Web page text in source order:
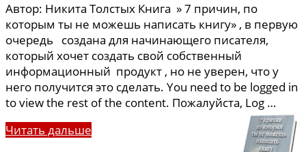
Автор: Никита Толстых Книга » 7 причин, по
которым ты не можешь написать книгу» , в первую
очередь создана для начинающего писателя,
который хочет создать свой собственный
информационный продукт , но не уверен, что у
него получится это сделать. You need to be logged in
to view the rest of the content. Пожалуйста, Log …
Читать дальше